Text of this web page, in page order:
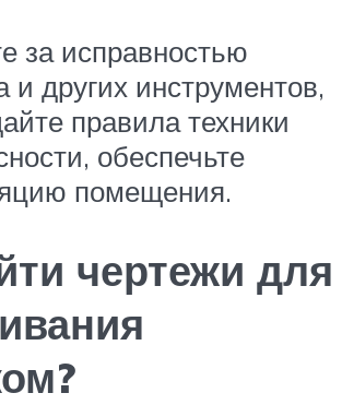
за исправностью
и других инструментов,
правила техники
обеспечьте
помещения.
чертежи для